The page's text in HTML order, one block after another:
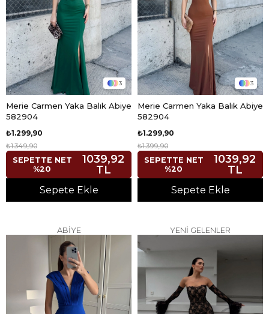
3
Merie Carmen Yaka Balık Abiye
582904
₺1.299,90
₺1.349,90
SEPETTE NET
%20
1039,92
TL
Sepete Ekle
3
Merie Carmen Yaka Balık Abiye
582904
₺1.299,90
₺1.399,90
SEPETTE NET
%20
1039,92
TL
Sepete Ekle
ABİYE YENİ GELENLER